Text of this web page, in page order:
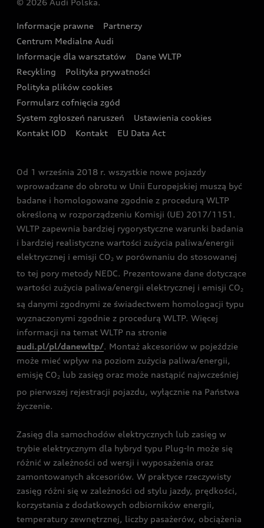
Wyszukaj najbliższego Partnera Audi
Oferta dla przedsiębiorców
Oferta dla klientów prywatnych
Kalkulator rat
Ubezpieczenie
Audi exclusive
Zasięg
Gwarancja
Akcje serwisowe Audi
Katalog online akcesoriów
Audi i Muzeum Sztuki Nowoczesnej w Warszawie
Audi driving experience
Audi quattro Cup
Audi i Puchar Świata w Skokach Narciarskich w
Zakopanem
© 2026 Audi Polska.
Informacje prawne
Partnerzy
Centrum Medialne Audi
Informacje dla warsztatów
Dane WLTP
Recykling
Polityka prywatności
Polityka plików cookies
Formularz cofnięcia zgód
System zgłoszeń naruszeń
Ustawienia cookies
Kontakt IOD
Kontakt EU Data Act
Od 1 września 2018 r. wszystkie nowe pojazdy
wprowadzane do obrotu w Unii Europejskiej muszą być
badane i homologowane zgodnie z procedurą WLTP
określoną w rozporządzeniu Komisji (UE) 2017/1151.
WLTP zapewnia bardziej rygorystyczne warunki badania
i bardziej realistyczne wartości zużycia paliwa/energii
elektrycznej i emisji CO2 w porównaniu do stosowanej
to tej pory metody NEDC. Prezentowane dane dotyczące
wartości zużycia paliwa/energii elektrycznej i emisji CO2
są danymi zgodnymi ze świadectwem homologacji typu
wyznaczonymi zgodnie z procedurą WLTP. Więcej
informacji na temat WLTP na stronie
audi.pl/pl/danewltp/. Montaż akcesoriów w pojeździe
może mieć wpływ na poziom zużycia paliwa/energii,
emisję CO2 lub zasięg oraz może nastąpić najwcześniej
po pierwszej rejestracji pojazdu, wyłącznie na Państwa
życzenie.
Zasięg dla samochodów elektrycznych lub zasięg w
trybie elektrycznym dla hybryd typu Plug-In może się
różnić w zależności od wersji i wyposażenia oraz
zamontowanych akcesoriów. W praktyce rzeczywisty
zasięg różni się w zależności od stylu jazdy, prędkości,
korzystania z dodatkowych odbiorników energii,
temperatury zewnętrznej, liczby pasażerów, obciążenia